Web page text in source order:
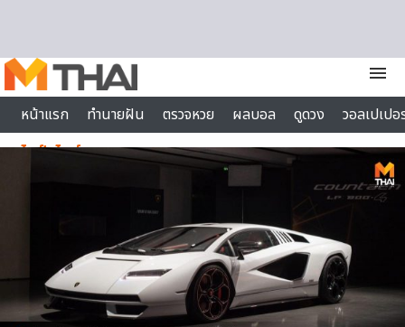
menu
หน้าแรก
ทำนายฝัน ตรวจหวย ผลบอล ดูดวง
วอลเปเป
ไลฟ์สไตล์